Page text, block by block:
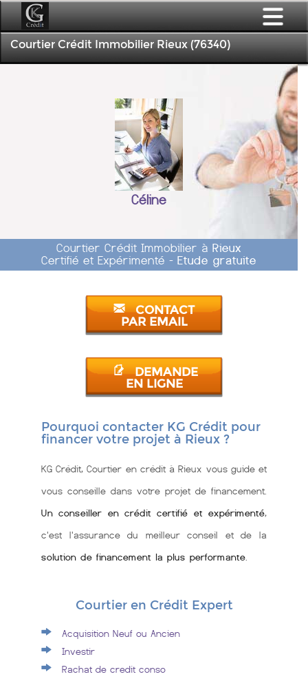
Courtier Crédit Immobilier Rieux (76340)
Céline
Courtier Crédit Immobilier à Rieux
Certifié et Expérimenté - Etude gratuite
CONTACT
PAR EMAIL
DEMANDE
EN LIGNE
Pourquoi contacter KG Crédit pour
financer votre projet à Rieux ?
KG Crédit, Courtier en crédit à Rieux vous guide et
vous conseille dans votre projet de financement.
Un conseiller en crédit certifié et expérimenté,
c'est l'assurance du meilleur conseil et de la
solution de financement la plus performante
Courtier en Crédit Expert
Acquisition Neuf ou Ancien
Investir
Rachat de credit conso